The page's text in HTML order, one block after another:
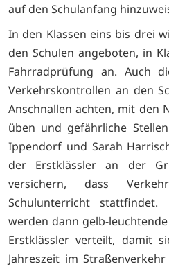
auf den Schulanfang
In den Klassen eins bis drei
den Schulen angeboten, in
Fahrradprüfung an. Auch
Verkehrskontrollen an den
Anschnallen achten, mit den
üben und gefährliche
Ippendorf und Sarah
der Erstklässler an der
versichern, dass
Schulunterricht
werden dann gelb-
Erstklässler verteilt, damit
Jahreszeit im